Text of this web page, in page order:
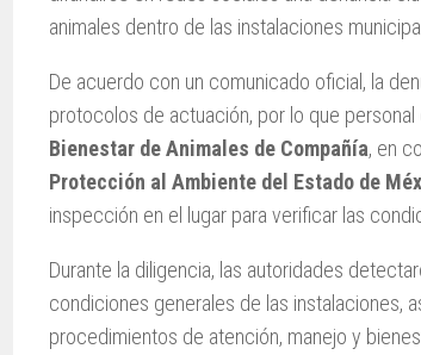
animales dentro de las instalaciones
De acuerdo con un comunicado oficial, la
protocolos de actuación, por lo que personal
Bienestar de Animales de Compañía, en
Protección al Ambiente del Estado de
inspección en el lugar para verificar las
Durante la diligencia, las autoridades
condiciones generales de las instalaciones,
procedimientos de atención, manejo y